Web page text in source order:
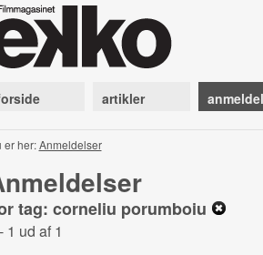
artikler
er her:Anmeldelser
tag: corneliu porumboiu
1 ud af 1